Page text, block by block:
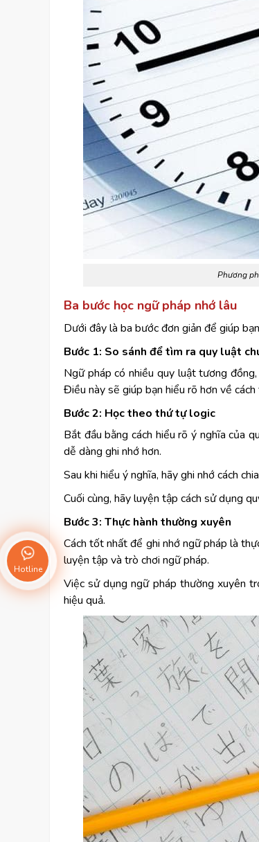
Phương
Ba bước học ngữ pháp nhớ lâu
Dưới đây là ba bước đơn giản để giúp
Bước 1: So sánh để tìm ra quy luật
Ngữ pháp có nhiều quy luật tương
Điều này sẽ giúp bạn hiểu rõ hơn về
Bước 2: Học theo thứ tự logic
Bắt đầu bằng cách hiểu rõ ý nghĩa của
dễ dàng ghi nhớ hơn.
Sau khi hiểu ý nghĩa, hãy ghi nhớ cách
Cuối cùng, hãy luyện tập cách sử dụng
Bước 3: Thực hành thường xuyên
Cách tốt nhất để ghi nhớ ngữ pháp là
luyện tập và trò chơi ngữ pháp.
Việc sử dụng ngữ pháp thường xuyên
hiệu quả.
Hotline